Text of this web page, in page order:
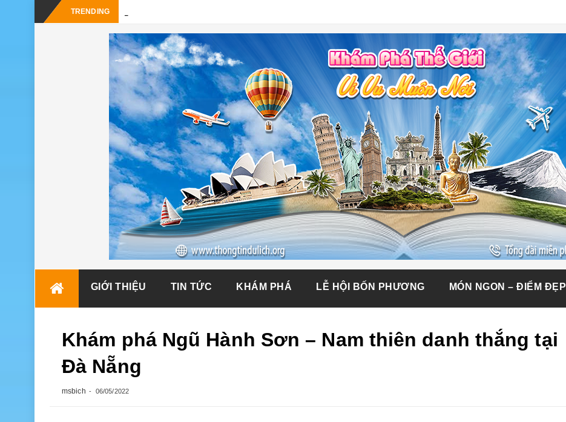
TRENDING
GIỚI THIỆU TIN TỨC KHÁM PHÁ LỄ HỘI BỐN PHƯƠNG MÓN NGON – ĐIỂM ĐẸP
Khám phá Ngũ Hành Sơn – Nam thiên danh thắng tại
Đà Nẵng
msbich 06/05/2022